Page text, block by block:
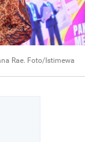
Rae. Foto/Istimewa